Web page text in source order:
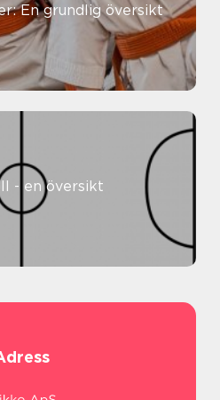
En grundlig översikt
- en översikt